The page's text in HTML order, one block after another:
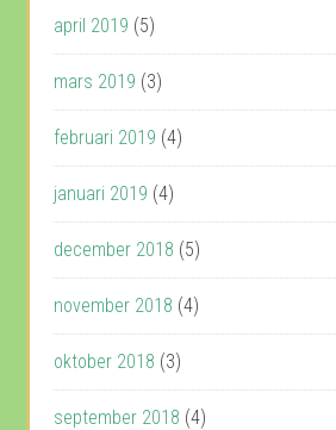
april 2019 (5)
mars 2019 (3)
februari 2019 (4)
januari 2019 (4)
december 2018 (5)
november 2018 (4)
oktober 2018 (3)
september 2018 (4)